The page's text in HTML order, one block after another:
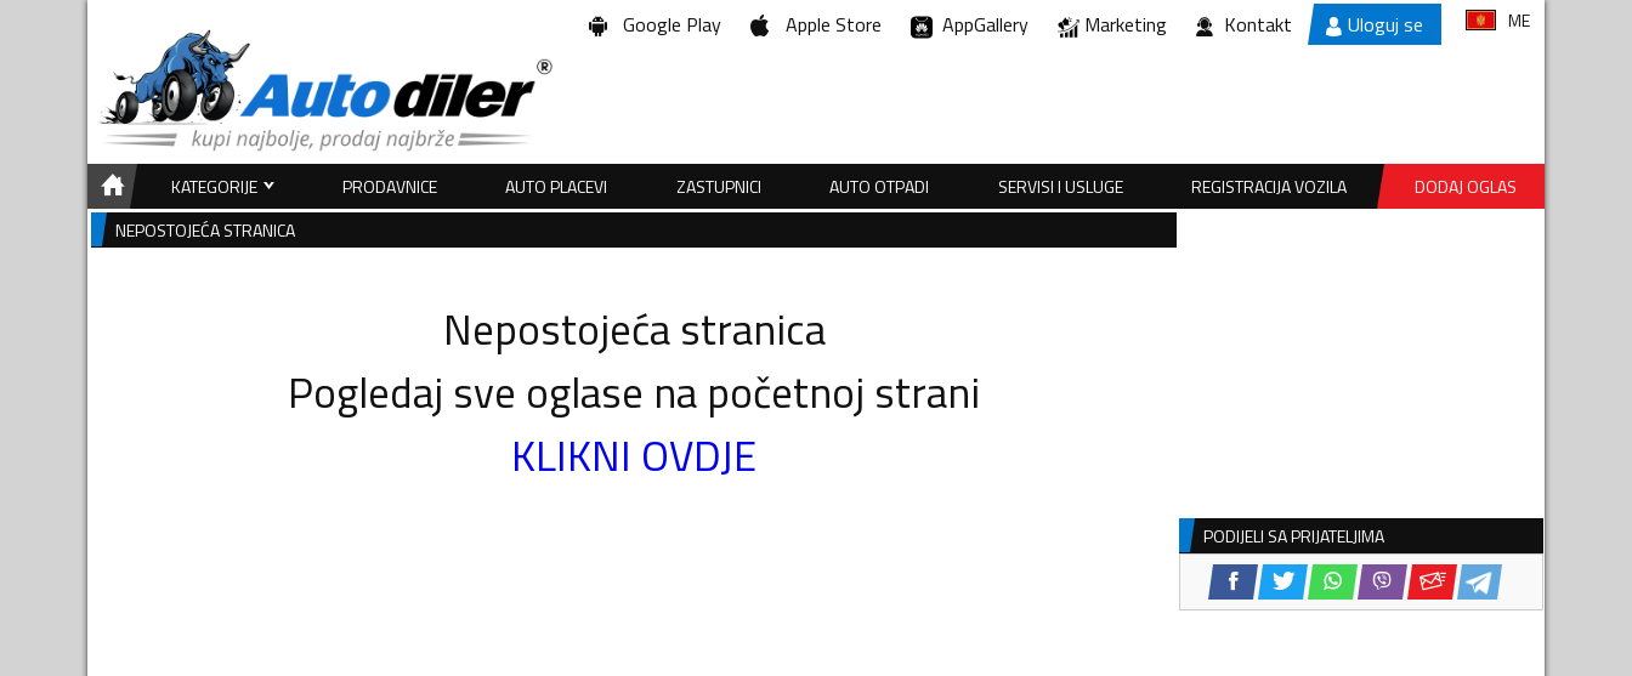
Google Play Apple Store AppGallery Marketing Kontakt Uloguj se ME
KATEGORIJE PRODAVNICE AUTO PLACEVI ZASTUPNICI AUTO OTPADI SERVISI I USLUGE REGISTRACIJA VOZILA
DODAJ OGLAS
NEPOSTOJEĆA STRANICA
Nepostojeća stranica
Pogledaj sve oglase na početnoj strani
KLIKNI OVDJE
PODIJELI SA PRIJATELJIMA